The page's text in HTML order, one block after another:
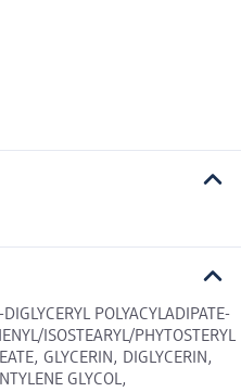
POLYACYLADIPATE-
ISOSTEARYL/PHYTOSTERYL
GLYCERIN, DIGLYCERIN,
GLYCOL,